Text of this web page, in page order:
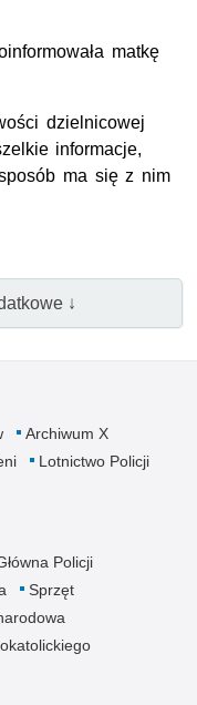
matkę
dzielnicowej
informacje,
ma się z nim
↓
Archiwum X
Lotnictwo Policji
Policji
Sprzęt